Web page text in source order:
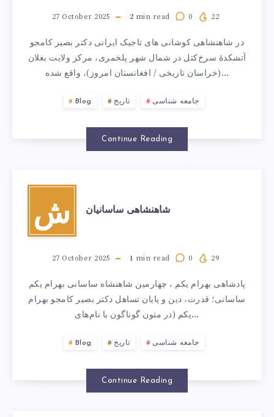
27 October 2025 2 min read 0 22
در شاهنشاهی کوشانی های تاجیک ایرانی دکتر بصیر کامجو
آتشكدهٔ سرخ‌کتل در شمال شهر پلخمری، مرکز ولایت بغلان
(خراسان تاریخی / افغانستان امروز)، واقع شده…
Blog تاریخ جامعه شناسی
Continue Reading
ش شاهنشاهی ساسانیان
27 October 2025 1 min read 0 29
پادشاهی بهرام یکم ، چهارمین شاهنشاه ساسانی بهرام یکم
ساسانی؛ قدرت، دین و پایان تساهل دکتر بصیر کامجو بهرام
یکم (در متون گوناگون با نام‌های…
Blog تاریخ جامعه شناسی
Continue Reading